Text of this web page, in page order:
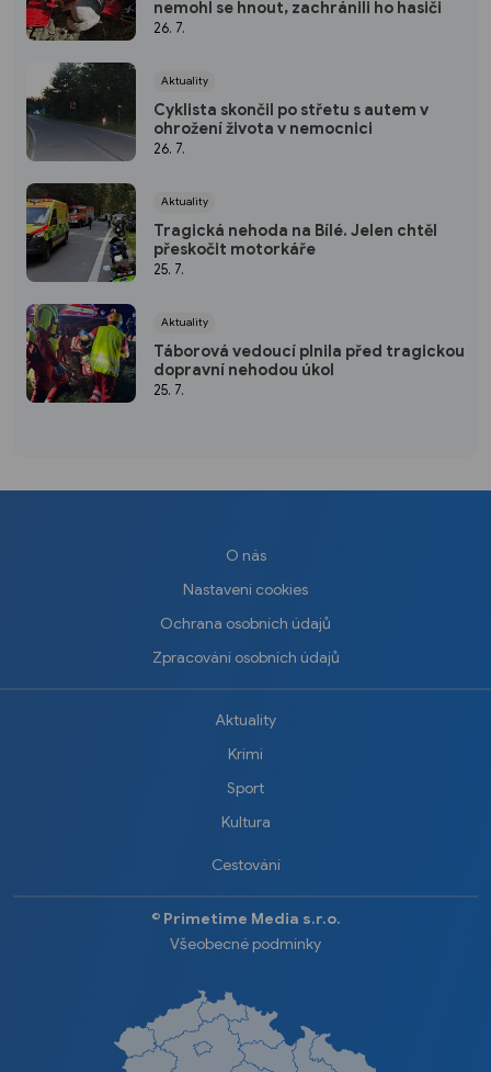
nemohl se hnout, zachránili ho hasiči
26. 7.
Aktuality
Cyklista skončil po střetu s autem v
ohrožení života v nemocnici
26. 7.
Aktuality
Tragická nehoda na Bílé. Jelen chtěl
přeskočit motorkáře
25. 7.
Aktuality
Táborová vedoucí plnila před tragickou
dopravní nehodou úkol
25. 7.
O nás
Nastavení cookies
Ochrana osobních údajů
Zpracování osobních údajů
Aktuality
Krimi
Sport
Kultura
Cestování
©️ Primetime Media s.r.o.
Všeobecné podmínky